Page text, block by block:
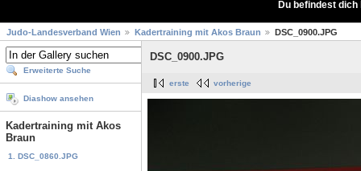
Du befindest
Judo-Landesverband Wien Kadertraining mit Akos Braun DSC_0900.JPG
Erweiterte Suche
Diashow ansehen
Kadertraining mit Akos
Braun
1. DSC_0860.JPG
DSC_0900.JPG
erste vorherige